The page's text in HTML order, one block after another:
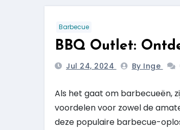
Barbecue
BBQ Outlet:
Jul 24, 2024 By Inge
Als het gaat om barbecueën,
voordelen voor zowel de
deze populaire barbecue-